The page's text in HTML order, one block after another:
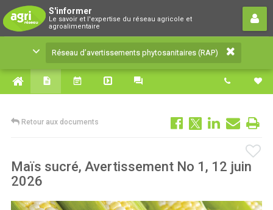
S'informer
Le savoir et l'expertise du réseau agricole et
agroalimentaire
Réseau d’avertissements
phytosanitaires (RAP)
Le savoir et l'expertise du réseau agricole et
agroalimentaire
Réseau d’avertissements phytosanitaires (RAP)
Retour aux documents
Maïs sucré, Avertissement No 1, 12 juin
2026